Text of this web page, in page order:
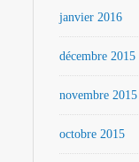
janvier 2016
décembre 2015
novembre 2015
octobre 2015